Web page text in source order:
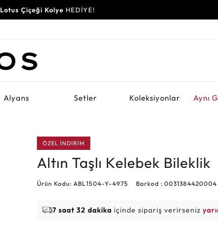
Lotus Çiçeği Kolye HEDİYE!
Alyans Setler Koleksiyonlar Aynı
ÖZEL İNDİRİM
Altın Taşlı Kelebek Bileklik
Ürün Kodu: ABL1504-Y-4975 Barkod : 0031384420004
7 saat 32 dakika içinde sipariş verirseniz